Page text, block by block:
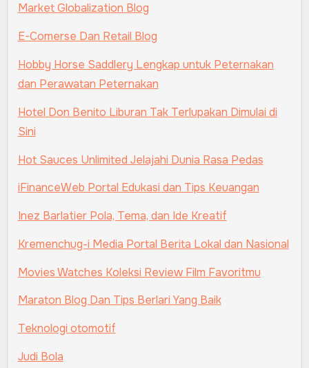
Market Globalization Blog
E-Comerse Dan Retail Blog
Hobby Horse Saddlery Lengkap untuk Peternakan
dan Perawatan Peternakan
Hotel Don Benito Liburan Tak Terlupakan Dimulai di
Sini
Hot Sauces Unlimited Jelajahi Dunia Rasa Pedas
iFinanceWeb Portal Edukasi dan Tips Keuangan
Inez Barlatier Pola, Tema, dan Ide Kreatif
Kremenchug-i Media Portal Berita Lokal dan Nasional
Movies Watches Koleksi Review Film Favoritmu
Maraton Blog Dan Tips Berlari Yang Baik
Teknologi otomotif
Judi Bola